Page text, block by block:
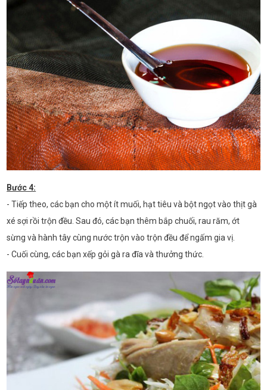
Bước 4:
- Tiếp theo, các bạn cho một ít muối, hạt tiêu và bột ngọt vào thịt gà
xé sợi rồi trộn đều. Sau đó, các bạn thêm bắp chuối, rau răm, ớt
sừng và hành tây cùng nước trộn vào trộn đều để ngấm gia vị.
- Cuối cùng, các bạn xếp gỏi gà ra đĩa và thưởng thức.